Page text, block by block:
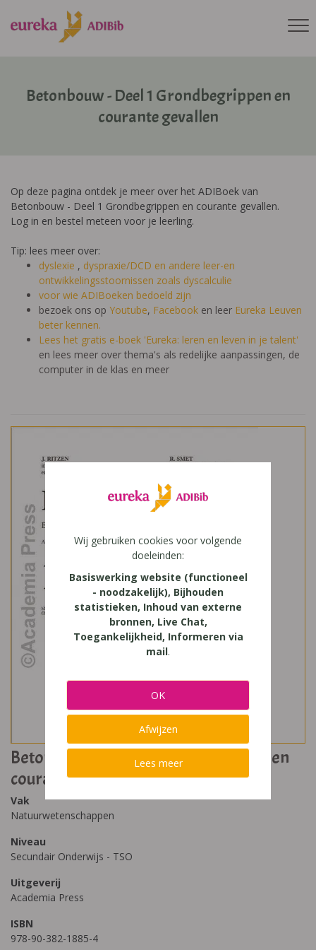
Betonbouw - Deel 1 Grondbegrippen en
courante gevallen
Op deze pagina ontdek je meer over het ADIBoek van
Betonbouw - Deel 1 Grondbegrippen en courante gevallen.
Log in en bestel meteen voor je leerling.
Tip: lees meer over:
dyslexie , dyspraxie/DCD en andere leer-en
ontwikkelingsstoornissen zoals dyscalculie
voor wie ADIBoeken bedoeld zijn
bezoek ons op Youtube, Facebook en leer Eureka Leuven
beter kennen.
Lees het gratis e-boek 'Eureka: leren en leven in je talent'
en lees meer over thema's als redelijke aanpassingen, de
computer in de klas en meer
Betonbouw - Deel 1 Grondbegrippen en
courante gevallen
Vak
Natuurwetenschappen
Niveau
Secundair Onderwijs - TSO
Uitgeverij
Academia Press
ISBN
978-90-382-1885-4
Wij gebruiken cookies voor volgende
doeleinden:
Basiswerking website (functioneel
- noodzakelijk), Bijhouden
statistieken, Inhoud van externe
bronnen, Live Chat,
Toegankelijkheid, Informeren via
mail.
OK
Afwijzen
Lees meer